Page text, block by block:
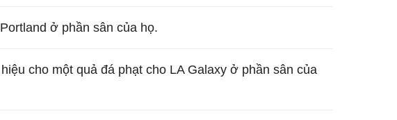
ở phần sân của họ.
cho một quả đá phạt cho LA Galaxy ở phần sân của